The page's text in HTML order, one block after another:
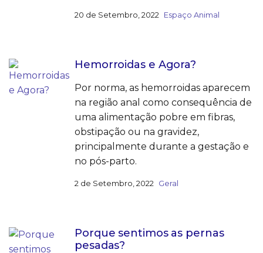
20 de Setembro, 2022 Espaço Animal
Hemorroidas e Agora?
Por norma, as hemorroidas aparecem
na região anal como consequência de
uma alimentação pobre em fibras,
obstipação ou na gravidez,
principalmente durante a gestação e
no pós-parto.
2 de Setembro, 2022 Geral
Porque sentimos as pernas
pesadas?